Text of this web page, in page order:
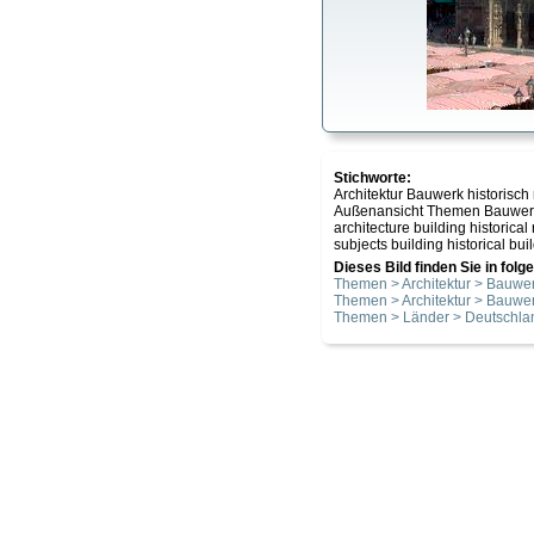
Stichworte:
Architektur Bauwerk
Außenansicht Themen
architecture building historical
subjects building historical
Dieses Bild finden Sie in
Themen > Architektur >
Themen > Architektur >
Themen > Länder >